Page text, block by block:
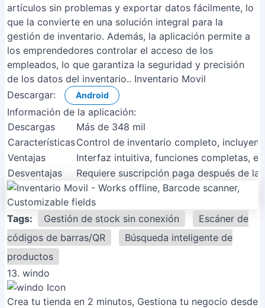
artículos sin problemas y exportar datos fácilmente, lo
que la convierte en una solución integral para la
gestión de inventario. Además, la aplicación permite a
los emprendedores controlar el acceso de los
empleados, lo que garantiza la seguridad y precisión
de los datos del inventario.. Inventario Movil
Descargar:
Android
Información de la aplicación:
Descargas
Más de 348 mil
CaracterísticasControl de inventario completo,
Ventajas
Interfaz intuitiva, funciones completas,
Desventajas
Requiere suscripción paga después de
Tags: Gestión de stock sin conexión
Escáner de
códigos de barras/QR
Búsqueda inteligente de
productos
13. windo
Crea tu tienda en 2 minutos, Gestiona tu negocio desde